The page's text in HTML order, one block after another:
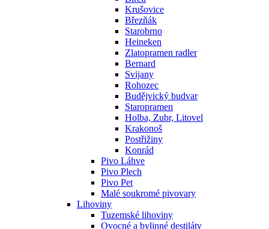
Krušovice
Březňák
Starobrno
Heineken
Zlatopramen radler
Bernard
Svijany
Rohozec
Budějvický budvar
Staropramen
Holba, Zubr, Litovel
Krakonoš
Postřižiny
Konrád
Pivo Láhve
Pivo Plech
Pivo Pet
Malé soukromé pivovary
Lihoviny
Tuzemské lihoviny
Ovocné a bylinné destiláty